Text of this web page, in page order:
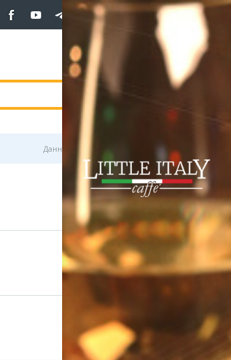
+7 (701)233 33 81
покупка
USD 468.5
540
Данные предоставлены
878